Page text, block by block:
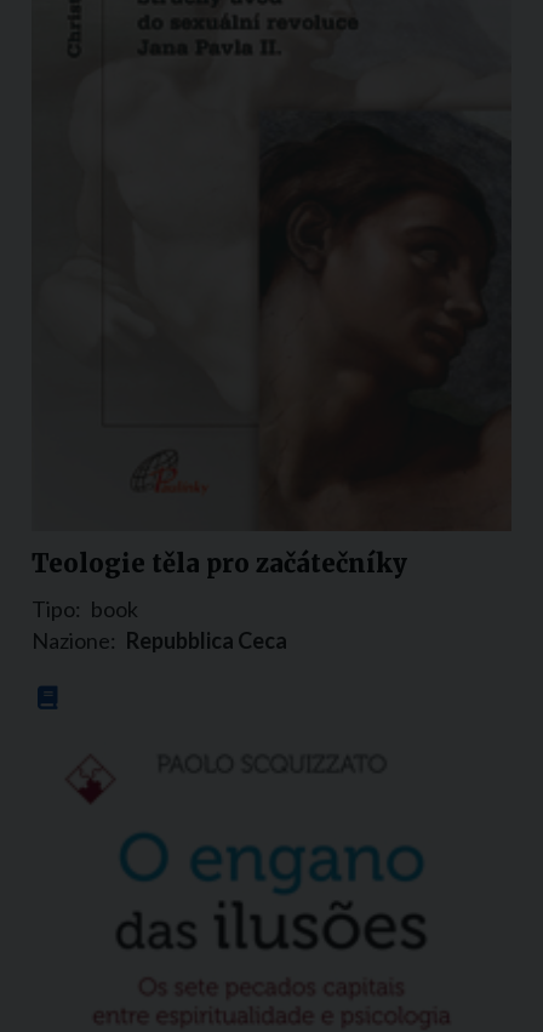
Teologie těla pro začátečníky
Tipo: book
Nazione: Repubblica Ceca